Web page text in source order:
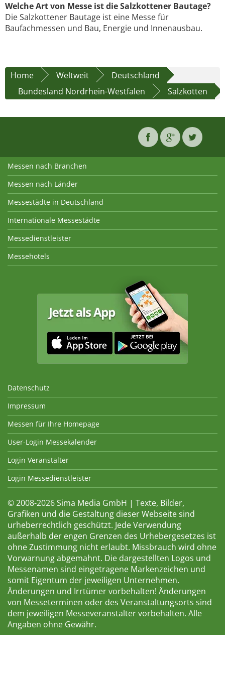
Welche Art von Messe ist die Salzkottener Bautage?
Die Salzkottener Bautage ist eine Messe für
Baufachmessen und Bau, Energie und Innenausbau.
Home Weltweit
Deutschland
Bundesland Nordrhein-Westfalen
Salzkotten
Messen nach Branchen
Messen nach Länder
Messestädte in Deutschland
Internationale Messestädte
Messedienstleister
Messehotels
Datenschutz
Impressum
Messen für Ihre Homepage
User-Login Messekalender
Login Veranstalter
Login Messedienstleister
© 2008-2026 Sima Media GmbH | Texte, Bilder,
Grafiken und die Gestaltung dieser Webseite sind
urheberrechtlich geschützt. Jede Verwendung
außerhalb der engen Grenzen des Urhebergesetzes ist
ohne Zustimmung nicht erlaubt. Missbrauch wird ohne
Vorwarnung abgemahnt. Die dargestellten Logos und
Messenamen sind eingetragene Markenzeichen und
somit Eigentum der jeweiligen Unternehmen.
Änderungen und Irrtümer vorbehalten! Änderungen
von Messeterminen oder des Veranstaltungsorts sind
dem jeweiligen Messeveranstalter vorbehalten. Alle
Angaben ohne Gewähr.